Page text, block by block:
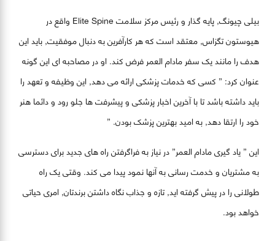
بیلی چیونگ, پایه گذار و رئیس مرکز سلامت Elite Spine واقع در
هیوستون تگزاس, معتقد است که هر کارآفرین به دنبال موفقیت, باید این
هدف را مانند یک سفر مادام العمر فرض کند. او در مصاحبه ای این گونه
عنوان کرد: ” کسی که خدمات پزشکی ارائه می دهد, این وظیفه و تعهد را
باید داشته باشد تا با آخرین اخبار پزشکی و پیشرفت ها جلو رود و دائما هنر
خود را ارتقا دهد, به امید بهترین پزشک بودن. ”
این ” یاد گیری مادام العمر” در نیاز به فراگرفتن راه های جدید برای دسترسی
به مشتریان و خدمت رسانی به آنها نمود پیدا می کند. وقتی یک راه
طولانی را در پیش گرفته اید, تازه و جذاب نگاه داشتن برندتان, امری حیاتی
خواهد بود.